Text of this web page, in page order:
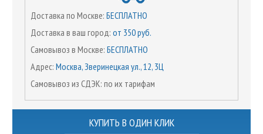
Доставка по Москве: БЕСПЛАТНО
Доставка в ваш город: от 350 руб.
Самовывоз в Москве: БЕСПЛАТНО
Адрес: Москва, Зверинецкая ул., 12, 3Ц
Самовывоз из СДЭК: по их тарифам
КУПИТЬ В ОДИН КЛИК